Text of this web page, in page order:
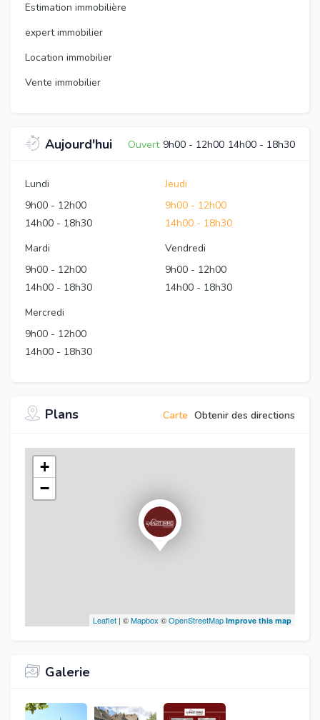
Estimation immobilière
expert immobilier
Location immobilier
Vente immobilier
Aujourd'hui Ouvert 9h00 - 12h00 14h00 - 18h30
Lundi
9h00 - 12h00
14h00 - 18h30
Mardi
9h00 - 12h00
14h00 - 18h30
Mercredi
9h00 - 12h00
14h00 - 18h30
Jeudi
9h00 - 12h00
14h00 - 18h30
Vendredi
9h00 - 12h00
14h00 - 18h30
Plans Carte Obtenir des directions
+
−
Leaflet | ©Mapbox ©OpenStreetMap Improve this map
Galerie